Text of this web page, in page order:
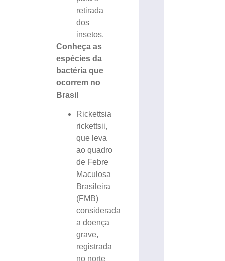
retirada
dos
insetos.
Conheça as
espécies da
bactéria que
ocorrem no
Brasil
Rickettsia
rickettsii,
que leva
ao quadro
de Febre
Maculosa
Brasileira
(FMB)
considerada
a doença
grave,
registrada
no norte